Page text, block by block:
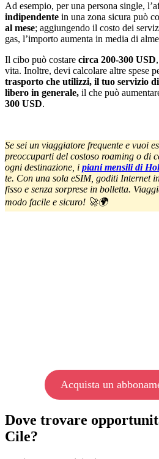
Ad esempio, per una persona single,
indipendente in una zona sicura può
al mese; aggiungendo il costo dei
gas, l’importo aumenta in media di
Il cibo può costare circa 200-300 USD
vita. Inoltre, devi calcolare altre spese
trasporto che utilizzi, il tuo servizio
libero in generale, il che può
300 USD.
Se sei un viaggiatore frequente e vuoi
preoccuparti del costoso roaming o di
ogni destinazione, i piani mensili di
te. Con una sola eSIM, goditi Internet
fisso e senza sorprese in bolletta.
modo facile e sicuro! 🚀🌍
Acquista un
Dove trovare
Cile?